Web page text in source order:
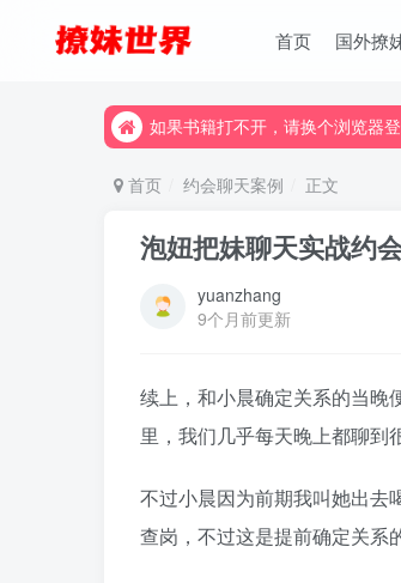
首页 国外撩
如果书籍打不开，请换个浏览器登
如果书籍打不开，请换个浏览器
首页 约会聊天案例 正文
泡妞把妹聊天实战约
yuanzhang
9个月前更新
续上，和小晨确定关系的当晚
里，我们几乎每天晚上都聊到
不过小晨因为前期我叫她出去
查岗，不过这是提前确定关系